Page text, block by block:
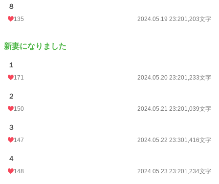
８
135 2024.05.19 23:201,203文字
新妻になりました
１
171 2024.05.20 23:201,233文字
２
150 2024.05.21 23:201,039文字
３
147 2024.05.22 23:301,416文字
４
148 2024.05.23 23:201,234文字